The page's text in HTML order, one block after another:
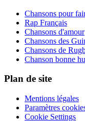
Chansons pour
Rap Français
Chansons d'amour
Chansons des
Chansons de
Chanson bonne
Plan de site
Mentions légales
Paramètres
Cookie Settings